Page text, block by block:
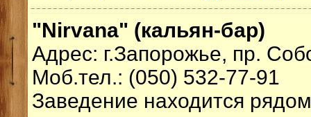
"Nirvana" (кальян-бар)
Адрес: г.Запорожье, пр.
Моб.тел.: (050) 532-77-91
Заведение находится